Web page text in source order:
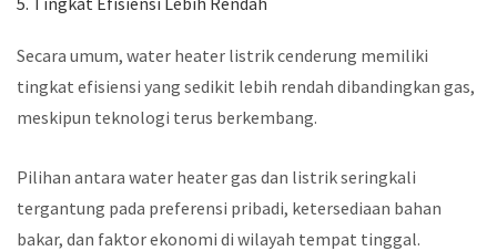
Secara umum, water heater listrik cenderung memiliki
tingkat efisiensi yang sedikit lebih rendah dibandingkan gas,
meskipun teknologi terus berkembang.
Pilihan antara water heater gas dan listrik seringkali
tergantung pada preferensi pribadi, ketersediaan bahan
bakar, dan faktor ekonomi di wilayah tempat tinggal.